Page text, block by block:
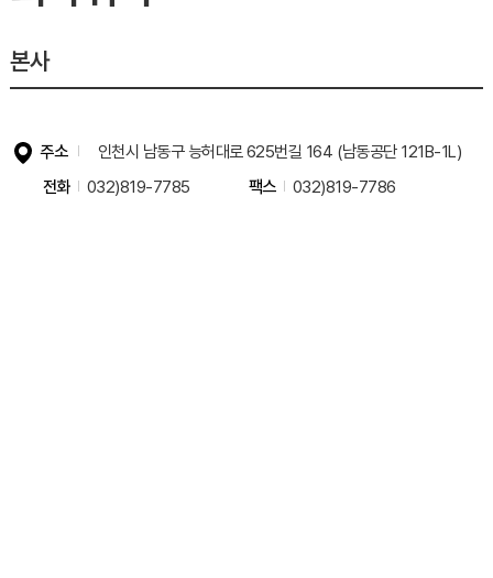
본사
주소
인천시 남동구 능허대로 625번길 164 (남동공단 121B-1L)
전화
032)819-7785 팩스 032)819-7786